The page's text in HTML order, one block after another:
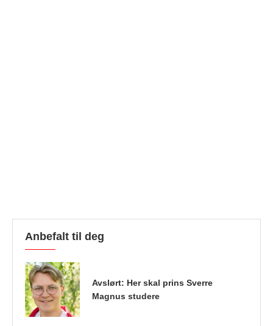
Anbefalt til deg
Avslørt: Her skal prins Sverre
Magnus studere